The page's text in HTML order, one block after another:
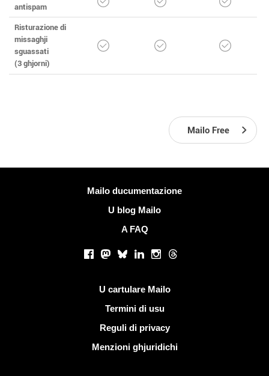
antispam
Risturazione di
missaghji
sguassati
(3 ghjorni)
Mailo Free
Mailo ducumentazione
U blog Mailo
A FAQ
Facebook
Mastodon
BlueskyLinkedInInstagram
Threads
U cartulare Mailo
Termini di usu
Reguli di privacy
Menzioni ghjuridichi